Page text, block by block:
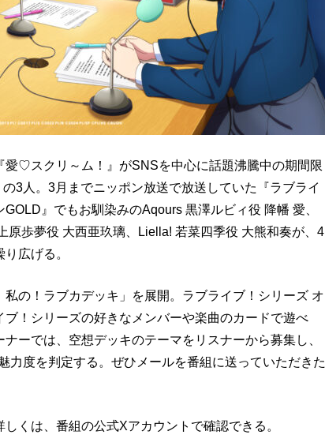
愛♡スクリ～ム！』がSNSを中心に話題沸騰中の期間限
3人。3月までニッポン放送で放送していた『ラブライ
』でもお馴染みのAqours 黒澤ルビィ役 降幡 愛、
原歩夢役 大西亜玖璃、Liella! 若菜四季役 大熊和奏が、4
広げる。
の！ラブカデッキ」を展開。ラブライブ！シリーズ オ
！シリーズの好きなメンバーや楽曲のカードで遊べ
ーでは、空想デッキのテーマをリスナーから募集し、
力度を判定する。ぜひメールを番組に送っていただきた
くは、番組の公式Xアカウントで確認できる。